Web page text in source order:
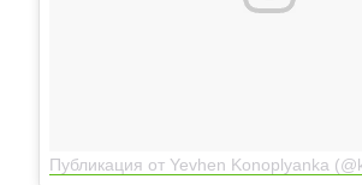
Публикация от Yevhen Konoplyanka